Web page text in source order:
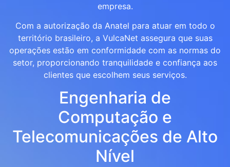
empresa.
Com a autorização da Anatel para atuar em todo o
território brasileiro, a VulcaNet assegura que suas
operações estão em conformidade com as normas do
setor, proporcionando tranquilidade e confiança aos
clientes que escolhem seus serviços.
Engenharia de
Computação e
Telecomunicações de Alto
Nível